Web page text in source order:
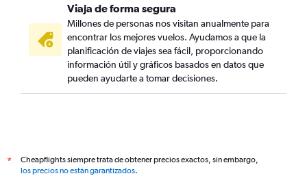
Viaja de forma segura
Millones de personas nos visitan anualmente para
encontrar los mejores vuelos. Ayudamos a que la
planificación de viajes sea fácil, proporcionando
información útil y gráficos basados en datos que
pueden ayudarte a tomar decisiones.
*
Cheapflights siempre trata de obtener precios exactos, sin embargo,
los precios no están garantizados.